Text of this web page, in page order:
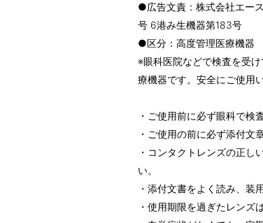
●広告文責：株式会社エー
号 6港み生機器第183号
●区分：高度管理医療機器
※眼科医院などで検査を受
療機器です。安全にご使用
・ご使用前に必ず眼科で検
・ご使用の前に必ず添付文
・コンタクトレンズの正し
い。
・添付文書をよく読み、装
・使用期限を過ぎたレンズ